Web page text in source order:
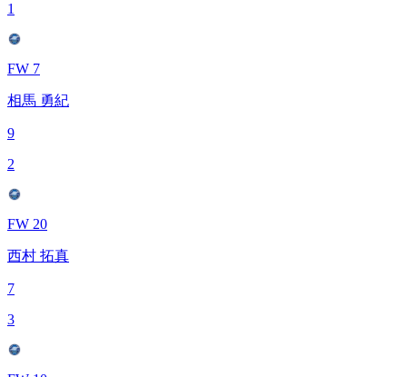
1
FW 7
相馬 勇紀
9
2
FW 20
西村 拓真
7
3